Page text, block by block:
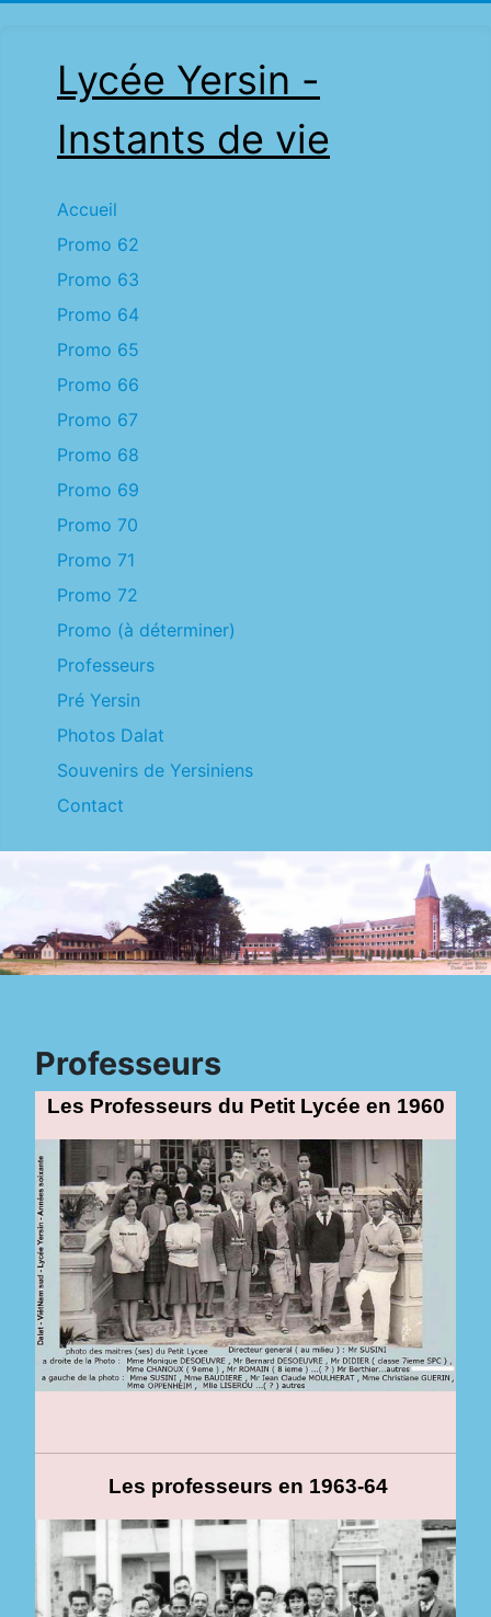
Lycée Yersin -
Instants de vie
Accueil
Promo 62
Promo 63
Promo 64
Promo 65
Promo 66
Promo 67
Promo 68
Promo 69
Promo 70
Promo 71
Promo 72
Promo (à déterminer)
Professeurs
Pré Yersin
Photos Dalat
Souvenirs de Yersiniens
Contact
Professeurs
Les Professeurs du Petit Lycée en 1960
Les professeurs en 1963-64